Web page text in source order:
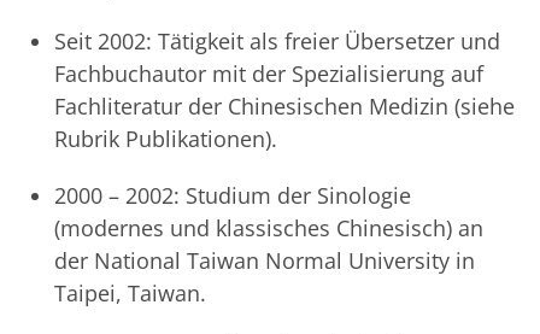
Seit 2002: Tätigkeit als freier Übersetzer und
Fachbuchautor mit der Spezialisierung auf
Fachliteratur der Chinesischen Medizin (siehe
Rubrik Publikationen).
2000 – 2002: Studium der Sinologie
(modernes und klassisches Chinesisch) an
der National Taiwan Normal University in
Taipei, Taiwan.